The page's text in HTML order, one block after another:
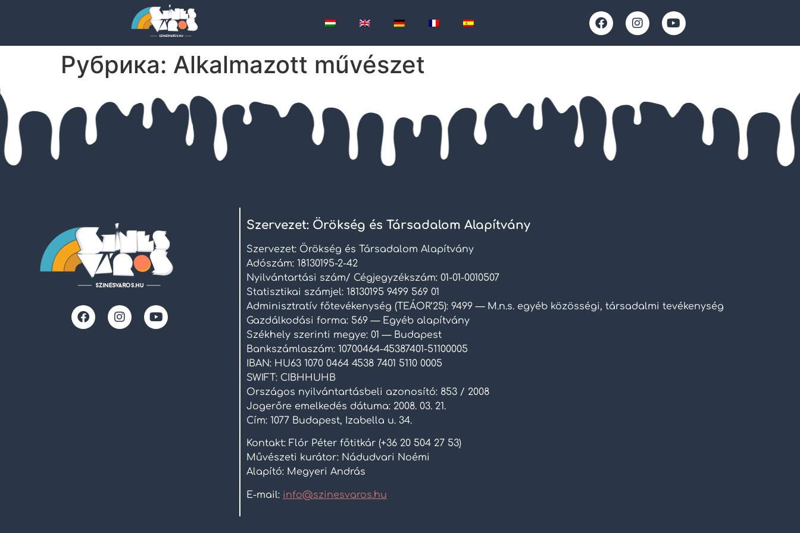
Рубрика: Alkalmazott művészet
Szervezet: Örökség és Társadalom Alapítvány
Szervezet: Örökség és Társadalom Alapítvány
Adószám: 18130195-2-42
Nyilvántartási szám/ Cégjegyzékszám: 01-01-0010507
Statisztikai számjel: 18130195 9499 569 01
Adminisztratív főtevékenység (TEÁOR’25): 9499 — M.n.s. egyéb közösségi, társadalmi tevékenység
Gazdálkodási forma: 569 — Egyéb alapítvány
Székhely szerinti megye: 01 — Budapest
Bankszámlaszám: 10700464-45387401-51100005
IBAN: HU63 1070 0464 4538 7401 5110 0005
SWIFT: CIBHHUHB
Országos nyilvántartásbeli azonosító: 853 / 2008
Jogerőre emelkedés dátuma: 2008. 03. 21.
Cím: 1077 Budapest, Izabella u. 34.
Kontakt: Flór Péter főtitkár (+36 20 504 27 53)
Művészeti kurátor: Nádudvari Noémi
Alapító: Megyeri András
E-mail: info@szinesvaros.hu